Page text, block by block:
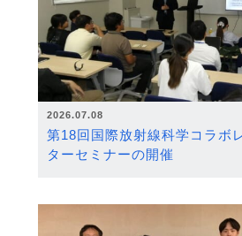
2026.07.08
第18回国際放射線科学コラボ
ターセミナーの開催